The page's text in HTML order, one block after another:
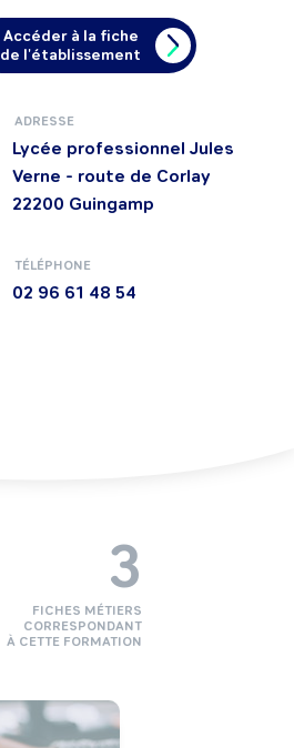
Accéder à la fiche
de l'établissement
ADRESSE
Lycée professionnel Jules
Verne - route de Corlay
22200 Guingamp
TÉLÉPHONE
02 96 61 48 54
3
FICHES MÉTIERS
CORRESPONDANT
À CETTE FORMATION